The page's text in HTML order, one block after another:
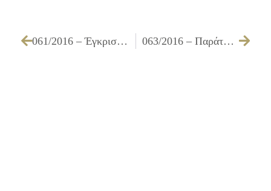
061/2016 – Έγκριση πίστωσης και διάθεσης ποσού 4.305,00 € με ΦΠΑ, τεχνικών προδιαγραφών και καθορισμός τρόπου εκτέλεσης της παιδικής αποκριάτικης εκδήλωσης στις 06.03.2016 στην πλατεία Αγ. Φανουρίου, πλατεία Ηρώων Πολυτεχνείου και Αθλητικό Κέντρο Παλατιανής με κατάληξη στην κεντρική σκηνή στον υπαίθριο χώρο έναντι του Δημαρχείου Ιλίου 063/2016 – Παράταση της υπ’ αριθμ. 439/2015 έκφρασης σύμφωνης γνώμης που αφορά προσωρινές κυκλοφοριακές ρυθμίσεις στο Δήμο μας για τη βελτίωση προσβασιμότητας Λεωφ. Αγ. Φανουρίου